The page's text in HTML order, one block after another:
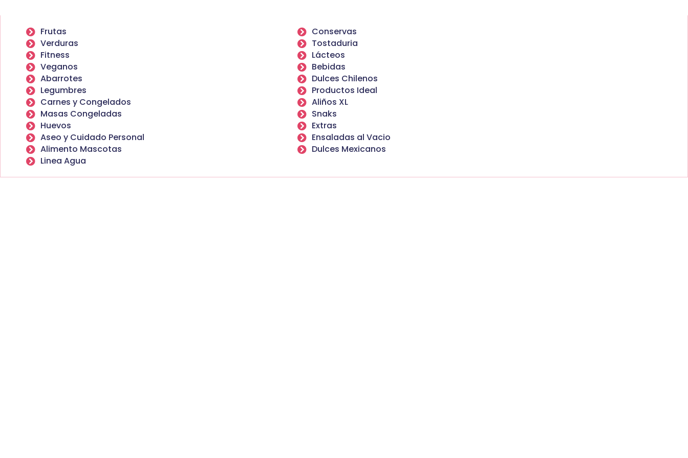
Frutas
Verduras
Fitness
Veganos
Abarrotes
Legumbres
Carnes y Congelados
Masas Congeladas
Huevos
Aseo y Cuidado Personal
Alimento Mascotas
Linea Agua
Conservas
Tostaduria
Lácteos
Bebidas
Dulces Chilenos
Productos Ideal
Aliños XL
Snaks
Extras
Ensaladas al Vacio
Dulces Mexicanos